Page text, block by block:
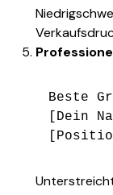
Beste
[Dein